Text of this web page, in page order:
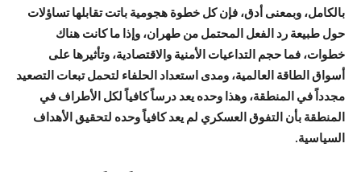
بالكامل، وبمعنى أدق، فإن كل خطوة هجومية باتت تقابلها تساؤلات
حول طبيعة رد الفعل المحتمل من طهران، وإذا ما كانت هناك
خطوات، فما حجم التداعيات الأمنية والاقتصادية، وتأثيرها على
أسواق الطاقة العالمية، ومدى استعداد الحلفاء لتحمل تبعات التصعيد
مجدداً في المنطقة، وهذا وحده يعد درساً كافياً لكل الأطراف في
المنطقة بأن التفوق العسكري لم يعد كافياً وحده لتحقيق الأهداف
السياسية.